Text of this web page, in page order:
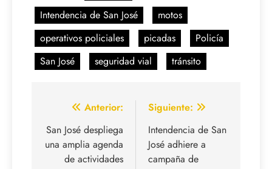
Intendencia de San José
motos
operativos policiales
picadas
Policía
San José
seguridad vial tránsito
Navegación
de
entradas
Anterior:
San José despliega
una amplia agenda
de actividades
Siguiente:
Intendencia de San
José adhiere a
campaña de